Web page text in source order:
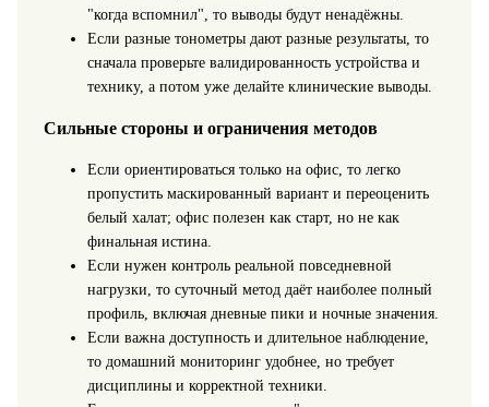
"когда вспомнил", то выводы будут ненадёжны.
Если разные тонометры дают разные результаты, то
сначала проверьте валидированность устройства и
технику, а потом уже делайте клинические выводы.
Сильные стороны и ограничения методов
Если ориентироваться только на офис, то легко
пропустить маскированный вариант и переоценить
белый халат; офис полезен как старт, но не как
финальная истина.
Если нужен контроль реальной повседневной
нагрузки, то суточный метод даёт наиболее полный
профиль, включая дневные пики и ночные значения.
Если важна доступность и длительное наблюдение,
то домашний мониторинг удобнее, но требует
дисциплины и корректной техники.